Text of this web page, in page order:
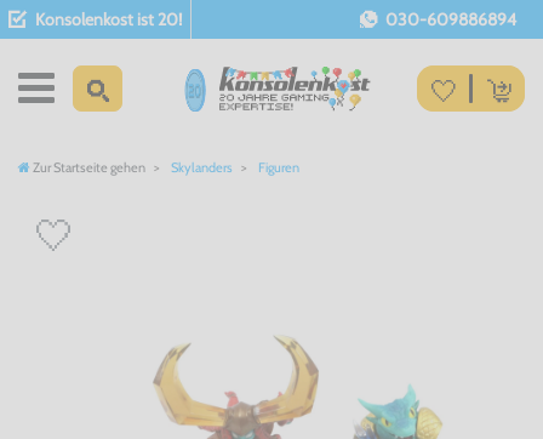
Konsolenkost ist 20! 030-609886894
Zur Startseite gehen Skylanders Figuren